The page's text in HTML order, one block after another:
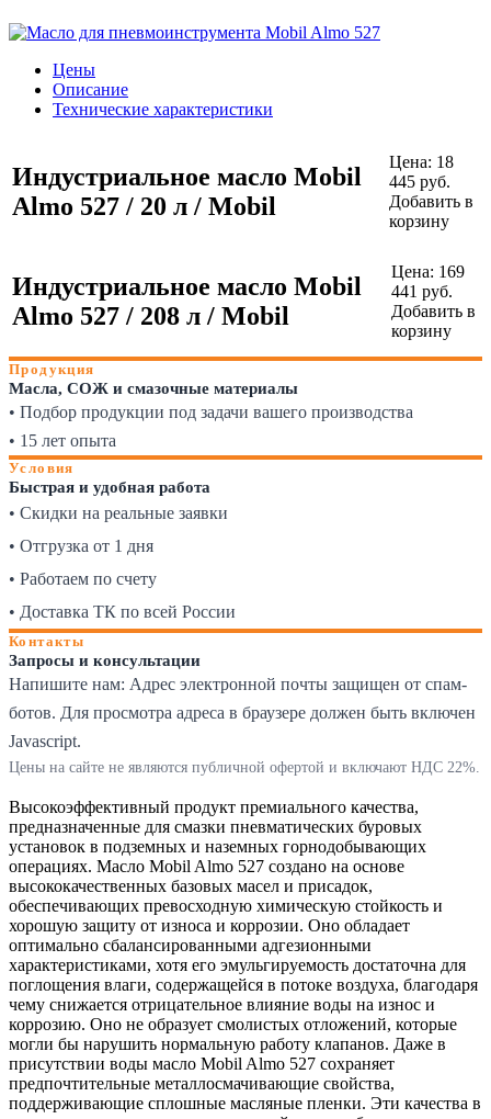
Цены
Описание
Технические характеристики
Индустриальное масло Mobil
Almo 527 / 20 л / Mobil
Цена: 18
445 руб.
Добавить в
корзину
Индустриальное масло Mobil
Almo 527 / 208 л / Mobil
Цена: 169
441 руб.
Добавить в
корзину
Продукция
Масла, СОЖ и смазочные материалы
• Подбор продукции под задачи вашего производства
• 15 лет опыта
Условия
Быстрая и удобная работа
• Скидки на реальные заявки
• Отгрузка от 1 дня
• Работаем по счету
• Доставка ТК по всей России
Контакты
Запросы и консультации
Напишите нам: Адрес электронной почты защищен от спам-
ботов. Для просмотра адреса в браузере должен быть включен
Javascript.
Цены на сайте не являются публичной офертой и включают НДС 22%.
Высокоэффективный продукт премиального качества,
предназначенные для смазки пневматических буровых
установок в подземных и наземных горнодобывающих
операциях. Масло Mobil Almo 527 создано на основе
высококачественных базовых масел и присадок,
обеспечивающих превосходную химическую стойкость и
хорошую защиту от износа и коррозии. Оно обладает
оптимально сбалансированными адгезионными
характеристиками, хотя его эмульгируемость достаточна для
поглощения влаги, содержащейся в потоке воздуха, благодаря
чему снижается отрицательное влияние воды на износ и
коррозию. Оно не образует смолистых отложений, которые
могли бы нарушить нормальную работу клапанов. Даже в
присутствии воды масло Mobil Almo 527 сохраняет
предпочтительные металлосмачивающие свойства,
поддерживающие сплошные масляные пленки. Эти качества в